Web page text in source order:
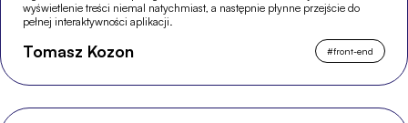
wyświetlenie treści niemal natychmiast, a następnie płynne przejście do
pełnej interaktywności aplikacji.
Tomasz Kozon #front-end